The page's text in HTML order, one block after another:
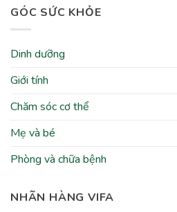
GÓC SỨC KHỎE
Dinh dưỡng
Giới tính
Chăm sóc cơ thể
Mẹ và bé
Phòng và chữa bệnh
NHÃN HÀNG VIFA